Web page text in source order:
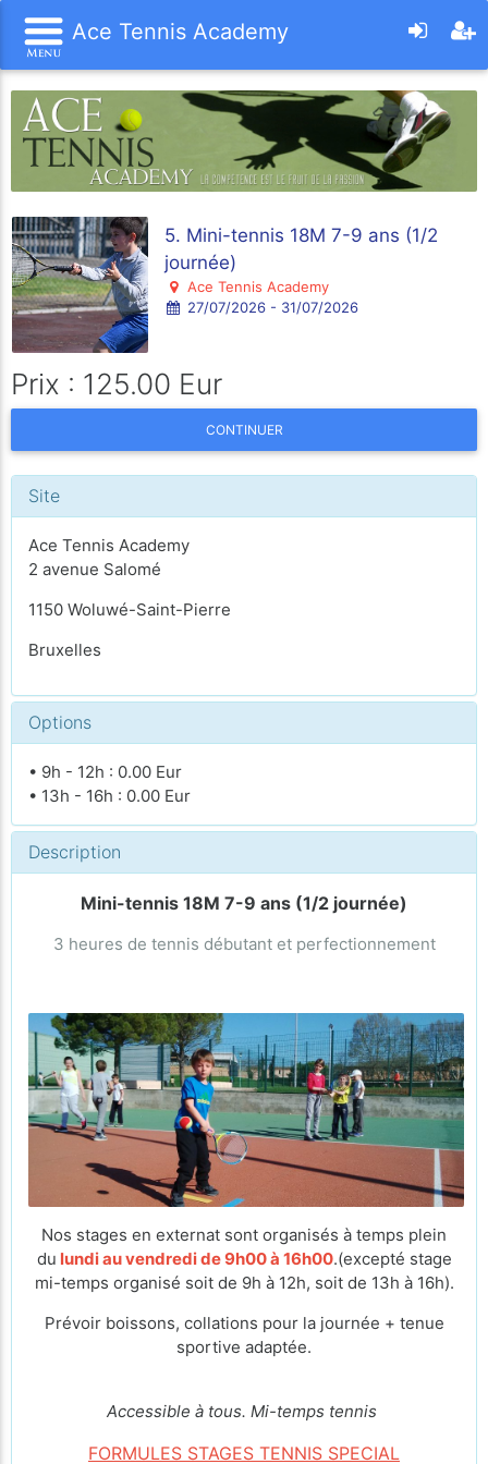
Ace Tennis Academy
5. Mini-tennis 18M 7-9 ans (1/2
journée)
Ace Tennis Academy
27/07/2026 - 31/07/2026
Prix : 125.00 Eur
CONTINUER
Site
Ace Tennis Academy
2 avenue Salomé
1150 Woluwé-Saint-Pierre
Bruxelles
Options
• 9h - 12h : 0.00 Eur
• 13h - 16h : 0.00 Eur
Description
Mini-tennis 18M 7-9 ans (1/2 journée)
3 heures de tennis débutant et perfectionnement
Nos stages en externat sont organisés à temps plein
du lundi au vendredi de 9h00 à 16h00.(excepté stage
mi-temps organisé soit de 9h à 12h, soit de 13h à 16h).
Prévoir boissons, collations pour la journée + tenue
sportive adaptée.
Accessible à tous. Mi-temps tennis
FORMULES STAGES TENNIS SPECIAL